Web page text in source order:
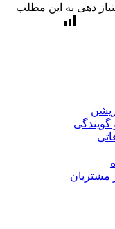
دهی به این مطلب